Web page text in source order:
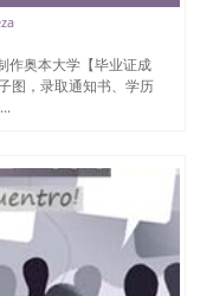
奥本大学【毕业证成
图，录取通知书、学历